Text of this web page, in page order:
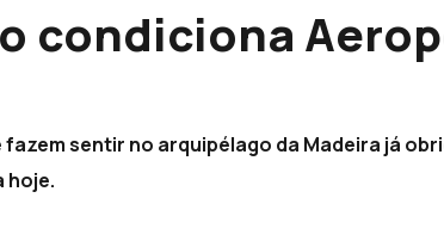
condiciona
sentir no arquipélago da Madeira já
hoje.